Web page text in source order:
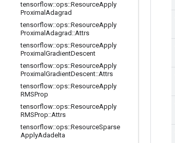
tensorflow::ops::ResourceApply
Proximal Adagrad
tensorflow::ops::ResourceApply
Proximal Adagrad ::Attrs
tensorflow::ops::ResourceApply
Proximal GradientDescent
tensorflow::ops::ResourceApply
Proximal GradientDescent::Attrs
tensorflow::ops::ResourceApply
RMSProp
tensorflow::ops::ResourceApply
RMSProp::Attrs
tensorflow::ops::ResourceSparse
ApplyAdadelta